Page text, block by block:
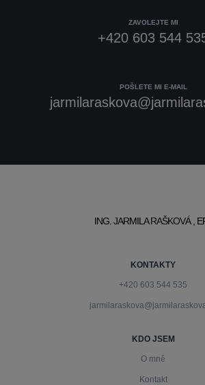
ZAVOLEJTE MI
+420 603 544
POŠLETE MI E-MAIL
ING. JARMILA RAŠKOVÁ ,
KONTAKTY
+420 603 544 535
KDO JSEM
O mně
Kontakt